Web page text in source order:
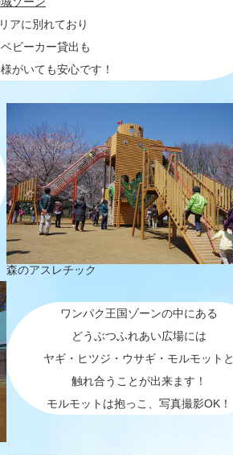
アに別れており
ビーカー貸出も
がいても安心です！
森のアスレチック
ワンパク王国ゾーンの中にある
どうぶつふれあい広場には
ヤギ・ヒツジ・ウサギ・モルモットと
触れ合うことが出来ます！
モルモットは抱っこ、写真撮影OK！